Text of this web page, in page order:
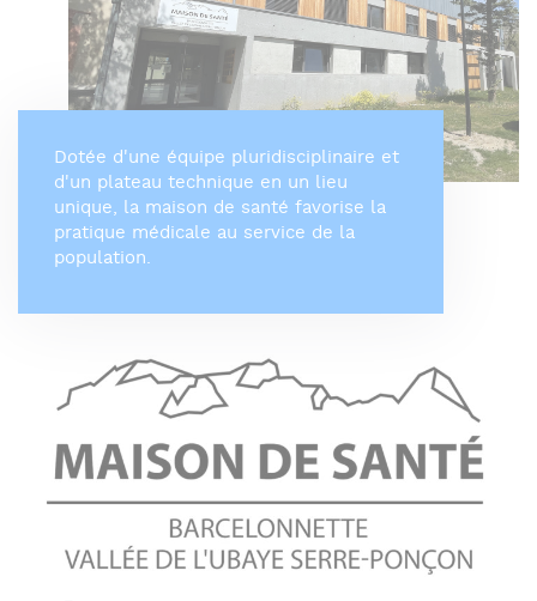
Dotée d'une équipe pluridisciplinaire et
d'un plateau technique en un lieu
unique, la maison de santé favorise la
pratique médicale au service de la
population.